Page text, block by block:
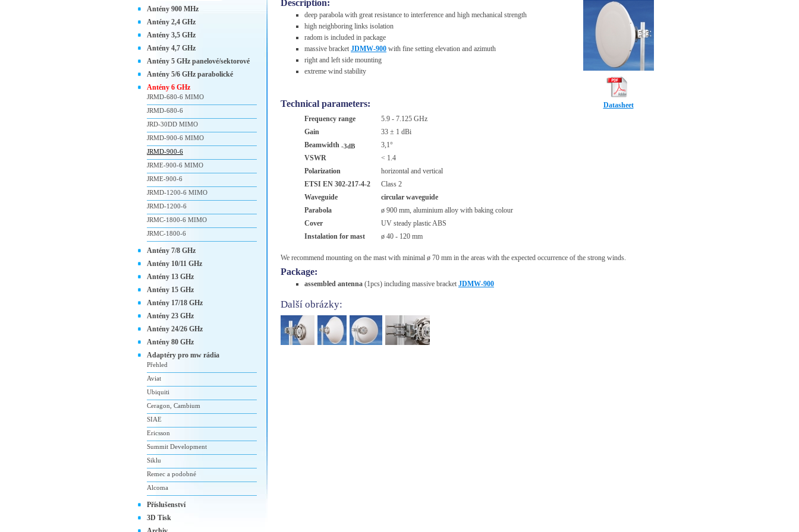
Datasheet
Description:
deep parabola with great resistance to interference and high mechanical strength
high neighboring links isolation
radom is included in package
massive bracket JDMW-900 with fine setting elevation and azimuth
right and left side mounting
extreme wind stability
Technical parameters:
Frequency range
5.9 - 7.125 GHz
Gain
33 ± 1 dBi
Beamwidth -3dB
3,1°
VSWR
< 1.4
Polarization
horizontal and vertical
ETSI EN 302-217-4-2
Class 2
Waveguide
circular waveguide
Parabola
ø 900 mm, aluminium alloy with baking colour
Cover
UV steady plastic ABS
Instalation for mast
ø 40 - 120 mm
We recommend mounting on the mast with minimal ø 70 mm in the areas with the expected occurrence of the strong winds.
Package:
assembled antenna (1pcs) including massive bracket JDMW-900
Další obrázky:
Antény 900 MHz
Antény 2,4 GHz
Antény 3,5 GHz
Antény 4,7 GHz
Antény 5 GHz panelové/sektorové
Antény 5/6 GHz parabolické
Antény 6 GHz
JRMD-680-6 MIMO
JRMD-680-6
JRD-30DD MIMO
JRMD-900-6 MIMO
JRMD-900-6
JRME-900-6 MIMO
JRME-900-6
JRMD-1200-6 MIMO
JRMD-1200-6
JRMC-1800-6 MIMO
JRMC-1800-6
Antény 7/8 GHz
Antény 10/11 GHz
Antény 13 GHz
Antény 15 GHz
Antény 17/18 GHz
Antény 23 GHz
Antény 24/26 GHz
Antény 80 GHz
Adaptéry pro mw rádia
Přehled
Aviat
Ubiquiti
Ceragon, Cambium
SIAE
Ericsson
Summit Development
Siklu
Remec a podobné
Alcoma
Příslušenství
3D Tisk